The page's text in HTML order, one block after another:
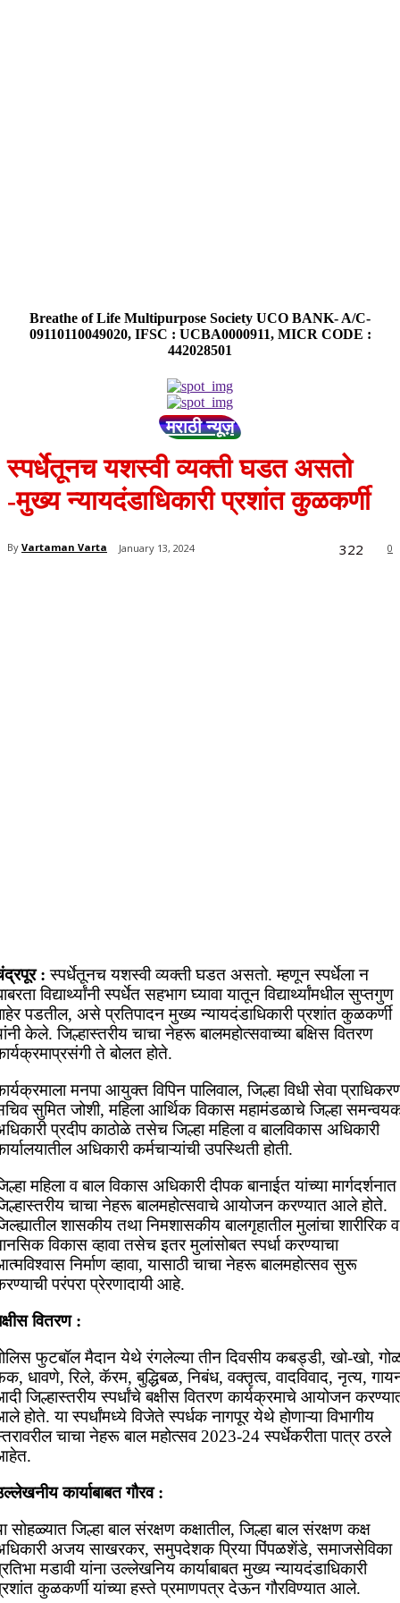
Breathe of Life Multipurpose Society UCO BANK- A/C-
09110110049020, IFSC : UCBA0000911, MICR CODE :
442028501
मराठी न्यूज़
स्पर्धेतूनच यशस्वी व्यक्ती घडत असतो
-मुख्य न्यायदंडाधिकारी प्रशांत कुळकर्णी
By Vartaman Varta January 13, 2024 0
322
: स्पर्धेतूनच यशस्वी व्यक्ती घडत असतो. म्हणून स्पर्धेला न
विद्यार्थ्यांनी स्पर्धेत सहभाग घ्यावा यातून विद्यार्थ्यांमधील सुप्तगुण
पडतील, असे प्रतिपादन मुख्य न्यायदंडाधिकारी प्रशांत कुळकर्णी
केले. जिल्हास्तरीय चाचा नेहरू बालमहोत्सवाच्या बक्षिस वितरण
ते बोलत होते.
मनपा आयुक्त विपिन पालिवाल, जिल्हा विधी सेवा
सुमित जोशी, महिला आर्थिक विकास महामंडळाचे जिल्हा
प्रदीप काठोळे तसेच जिल्हा महिला व बालविकास अधिकारी
अधिकारी कर्मचाऱ्यांची उपस्थिती होती.
महिला व बाल विकास अधिकारी दीपक बानाईत यांच्या मार्गदर्शनात
चाचा नेहरू बालमहोत्सवाचे आयोजन करण्यात आले होते.
शासकीय तथा निमशासकीय बालगृहातील मुलांचा शारीरिक व
विकास व्हावा तसेच इतर मुलांसोबत स्पर्धा करण्याचा
निर्माण व्हावा, यासाठी चाचा नेहरू बालमहोत्सव सुरू
परंपरा प्रेरणादायी आहे.
वितरण :
फुटबॉल मैदान येथे रंगलेल्या तीन दिवसीय कबड्डी, खो-खो,
धावणे, रिले, कॅरम, बुद्धिबळ, निबंध, वक्तृत्व, वादविवाद, नृत्य,
जिल्हास्तरीय स्पर्धांचे बक्षीस वितरण कार्यक्रमाचे आयोजन
होते. या स्पर्धांमध्ये विजेते स्पर्धक नागपूर येथे होणाऱ्या विभागीय
चाचा नेहरू बाल महोत्सव 2023-24 स्पर्धेकरीता पात्र ठरले
कार्याबाबत गौरव :
सोहळ्यात जिल्हा बाल संरक्षण कक्षातील, जिल्हा बाल संरक्षण कक्ष
अजय साखरकर, समुपदेशक प्रिया पिंपळशेंडे, समाजसेविका
मडावी यांना उल्लेखनिय कार्याबाबत मुख्य न्यायदंडाधिकारी
कुळकर्णी यांच्या हस्ते प्रमाणपत्र देऊन गौरविण्यात आले.